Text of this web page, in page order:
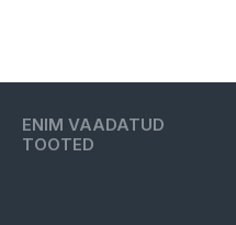
ENIM VAADATUD
TOOTED